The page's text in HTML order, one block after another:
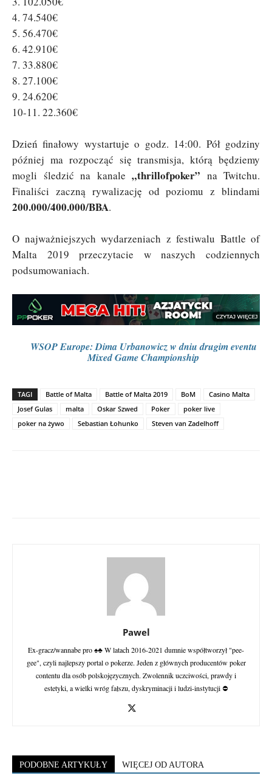
4. 74.540€
5. 56.470€
6. 42.910€
7. 33.880€
8. 27.100€
9. 24.620€
10-11. 22.360€
Dzień finałowy wystartuje o godz. 14:00. Pół godziny
później ma rozpocząć się transmisja, którą będziemy
mogli śledzić na kanale „thrillofpoker” na Twitchu.
Finaliści zaczną rywalizację od poziomu z blindami
200.000/400.000/BBA.
O najważniejszych wydarzeniach z festiwalu Battle of
Malta 2019 przeczytacie w naszych codziennych
podsumowaniach.
WSOP Europe: Dima Urbanowicz w dniu drugim eventu
Mixed Game Championship
TAGI Battle of Malta Battle of Malta 2019 BoM
Casino Malta
Josef Gulas
malta Oskar Szwed Poker
poker live
poker na żywo
Sebastian Łohunko Steven van Zadelhoff
Pawel
Ex-gracz/wannabe pro ♠♣ W latach 2016-2021 dumnie współtworzył "pee-
gee", czyli najlepszy portal o pokerze. Jeden z głównych producentów poker
contentu dla osób polskojęzycznych. Zwolennik uczciwości, prawdy i
estetyki, a wielki wróg fałszu, dyskryminacji i ludzi-instytucji ⛔
PODOBNE ARTYKUŁY WIĘCEJ OD AUTORA